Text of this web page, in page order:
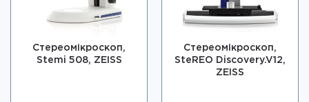
Стереомікроскоп,
Stemi 508, ZEISS
Стереомікроскоп,
SteREO Discovery.V12,
ZEISS